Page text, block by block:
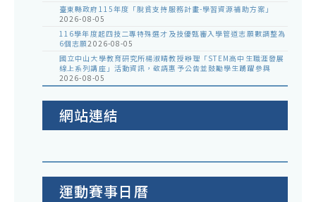
臺東縣政府115年度「脫貧支持服務計畫-學習資源補助方案」
2026-08-05
116學年度起四技二專特殊選才及技優甄審入學管道志願數調整為
6個志願2026-08-05
國立中山大學教育研究所楊淑晴教授辦理「STEM高中生職涯發展
線上系列講座」活動資訊，敬請惠予公告並鼓勵學生踴躍參與
2026-08-05
網站連結
運動賽事日曆